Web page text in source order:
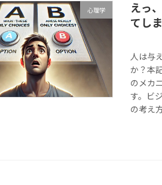
心理学
えっ
てし
人は与
か？本
のメカ
す。ビ
の考え